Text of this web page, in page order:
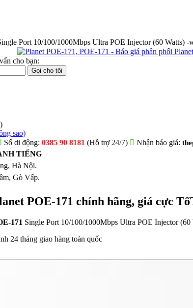
Port 10/100/1000Mbps Ultra POE Injector (60 Watts) -
cho bạn:
sao)
Số di động: 0385 90 8181 (Hỗ trợ 24/7) Nhận báo giá:
TIẾNG
Hà Nội.
Gò Vấp.
POE-171 chính hãng, giá cực
171 Single Port 10/100/1000Mbps Ultra POE Injector (60
24 tháng giao hàng toàn quốc